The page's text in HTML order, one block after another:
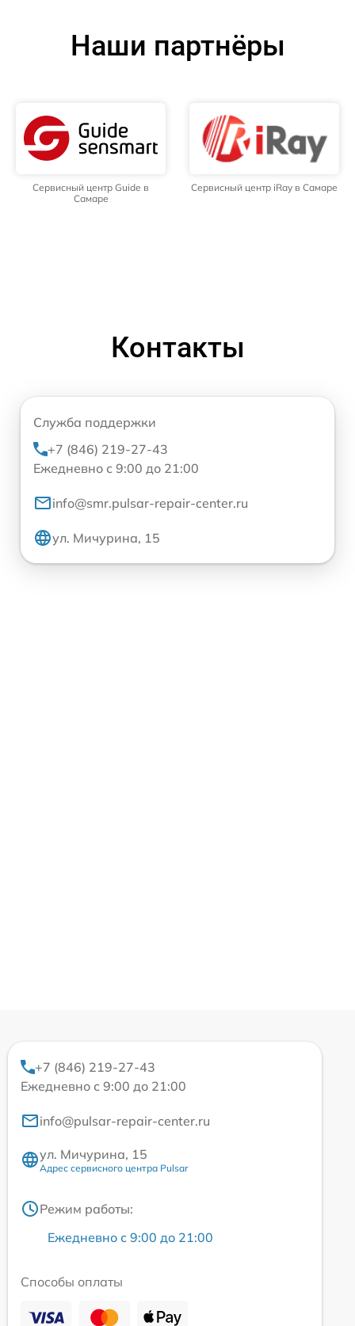
Наши партнёры
Сервисный центр Guide в
Самаре
Сервисный центр iRay в Самаре
Контакты
Служба поддержки
+7 (846) 219-27-43
Ежедневно с 9:00 до 21:00
info@smr.pulsar-repair-center.ru
ул. Мичурина, 15
+7 (846) 219-27-43
Ежедневно с 9:00 до 21:00
info@pulsar-repair-center.ru
ул. Мичурина, 15
Адрес сервисного центра Pulsar
Режим работы:
Ежедневно с 9:00 до 21:00
Способы оплаты